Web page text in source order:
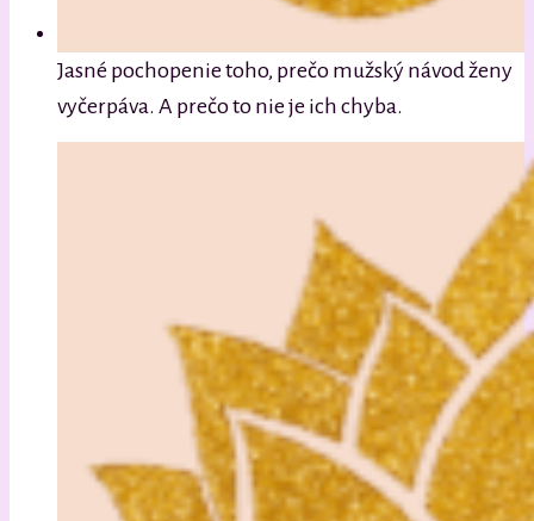
Jasné pochopenie toho, prečo mužský návod ženy
vyčerpáva. A prečo to nie je ich chyba.